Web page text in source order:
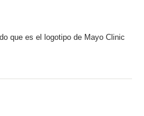
que es el logotipo de Mayo Clinic